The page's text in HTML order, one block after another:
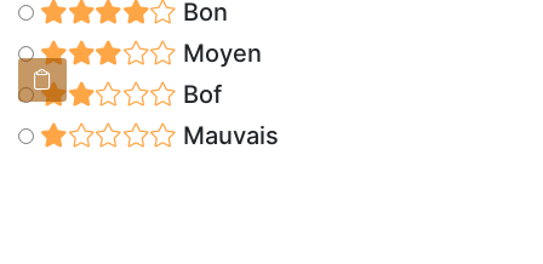
Bon
Moyen
Bof
Mauvais